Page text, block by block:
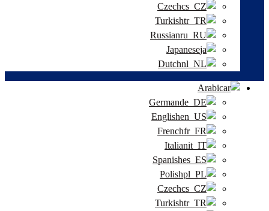
Czech
Turkish
Russian
Japanese
Dutch
Arabic
German
English
French
Italian
Spanish
Polish
Czech
Turkish